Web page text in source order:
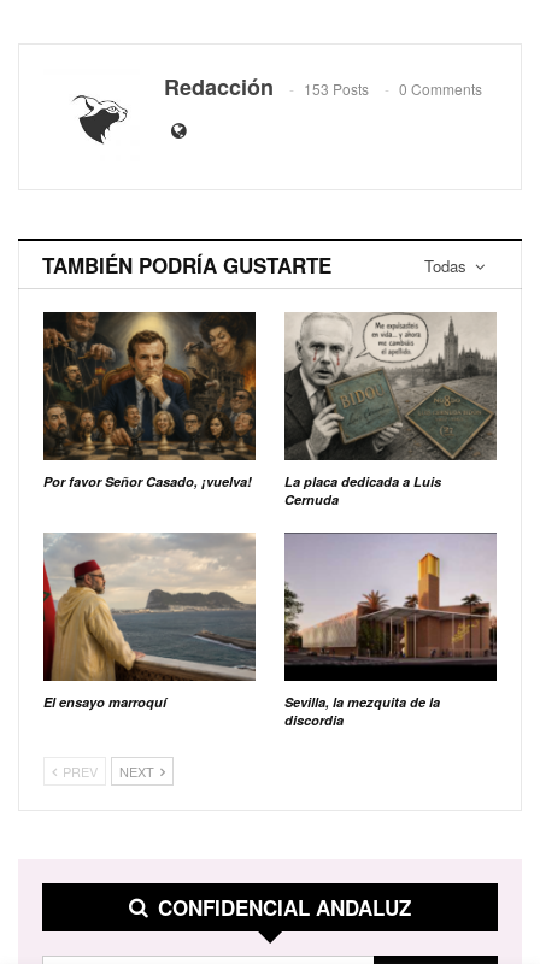
Redacción 153 Posts 0 Comments
Todas
TAMBIÉN PODRÍA GUSTARTE
Por favor Señor Casado, ¡vuelva!
La placa dedicada a Luis
Cernuda
El ensayo marroquí
Sevilla, la mezquita de la
discordia
PREV NEXT
CONFIDENCIAL ANDALUZ